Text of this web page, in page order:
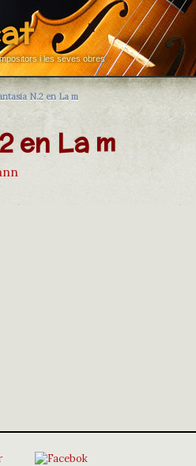
i les seves obres
N.2 en La m
en La m